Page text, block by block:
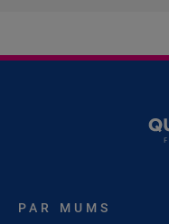
PAR MUMS